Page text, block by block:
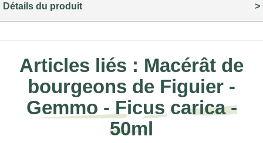
Détails du produit
Articles liés : Macérât de
bourgeons de Figuier -
Gemmo - Ficus carica -
50ml